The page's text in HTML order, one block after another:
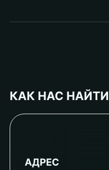
КАК НАС НАЙТИ
АДРЕС